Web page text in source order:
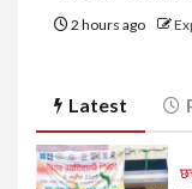
2 hours ago
Latest